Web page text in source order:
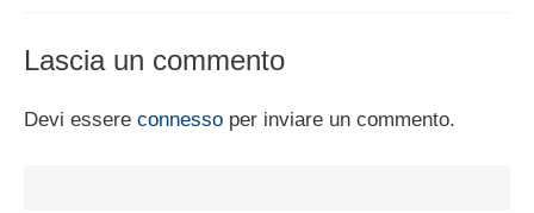
Lascia un commento
Devi essere connesso per inviare un commento.